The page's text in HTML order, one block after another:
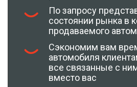
По запросу
состоянии рынка в
продаваемого
Сэкономим вам
автомобиля
все связанные с
вместо вас